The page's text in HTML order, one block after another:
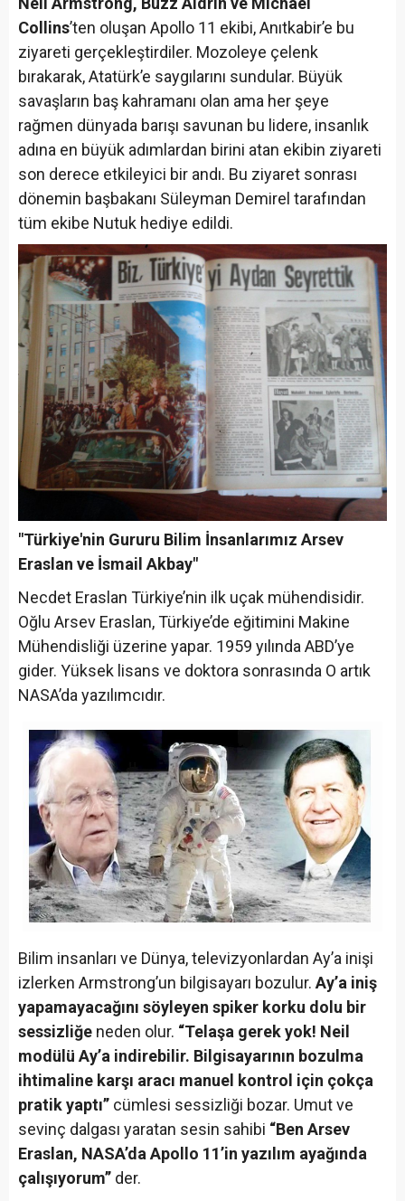
Collins’ten oluşan Apollo 11 ekibi, Anıtkabir’e bu
ziyareti gerçekleştirdiler. Mozoleye çelenk
bırakarak, Atatürk’e saygılarını sundular. Büyük
savaşların baş kahramanı olan ama her şeye
rağmen dünyada barışı savunan bu lidere, insanlık
adına en büyük adımlardan birini atan ekibin ziyareti
son derece etkileyici bir andı. Bu ziyaret sonrası
dönemin başbakanı Süleyman Demirel tarafından
tüm ekibe Nutuk hediye edildi.
"Türkiye'nin Gururu Bilim İnsanlarımız Arsev
Eraslan ve İsmail Akbay"
Necdet Eraslan Türkiye’nin ilk uçak mühendisidir.
Oğlu Arsev Eraslan, Türkiye’de eğitimini Makine
Mühendisliği üzerine yapar. 1959 yılında ABD’ye
gider. Yüksek lisans ve doktora sonrasında O artık
NASA’da yazılımcıdır.
Bilim insanları ve Dünya, televizyonlardan Ay’a inişi
izlerken Armstrong’un bilgisayarı bozulur. Ay’a iniş
yapamayacağını söyleyen spiker korku dolu bir
sessizliğe neden olur. “Telaşa gerek yok! Neil
modülü Ay’a indirebilir. Bilgisayarının bozulma
ihtimaline karşı aracı manuel kontrol için çokça
pratik yaptı’’ cümlesi sessizliği bozar. Umut ve
sevinç dalgası yaratan sesin sahibi “Ben Arsev
Eraslan, NASA’da Apollo 11’in yazılım ayağında
çalışıyorum’’ der.